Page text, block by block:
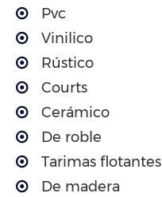
Pvc
Vinilico
Rústico
Courts
Cerámico
De roble
Tarimas flotantes
De madera